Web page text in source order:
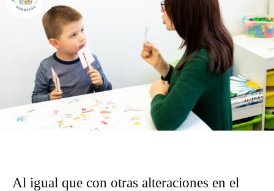
Al igual que con otras alteraciones en el